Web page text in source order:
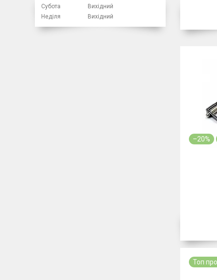
–20%
Топ
Субота
Вихідний
Неділя
Вихідний